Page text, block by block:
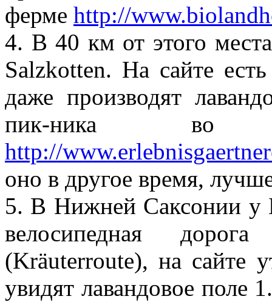
ферме http://
4. В 40 км от этого
Salzkotten. На сайте
даже производят
пик-ника во
http://
оно в другое время,
5. В Нижней Саксонии у
велосипедная
(Kräuterroute), на сайте
увидят лавандовое поле